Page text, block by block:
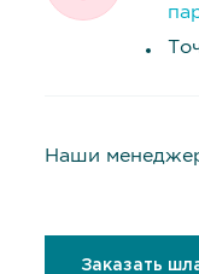
Наши
Заказать